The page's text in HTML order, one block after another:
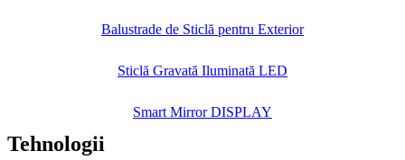
Balustrade de Sticlă pentru Exterior
Sticlă Gravată Iluminată LED
Smart Mirror DISPLAY
Tehnologii